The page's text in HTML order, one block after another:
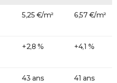
5,25 €/m² 6,57 €/m²
+2,8 % +4,1 %
43 ans 41 ans